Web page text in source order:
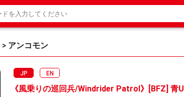
> アンコモン
JP EN
《風乗りの巡回兵/Windrider Patrol》[BFZ] 青U